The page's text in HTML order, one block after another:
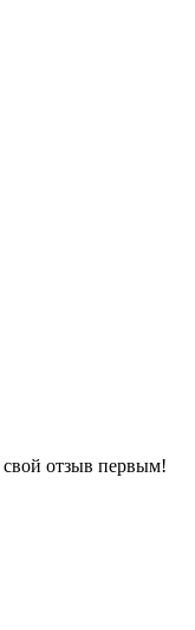
свой отзыв первым!